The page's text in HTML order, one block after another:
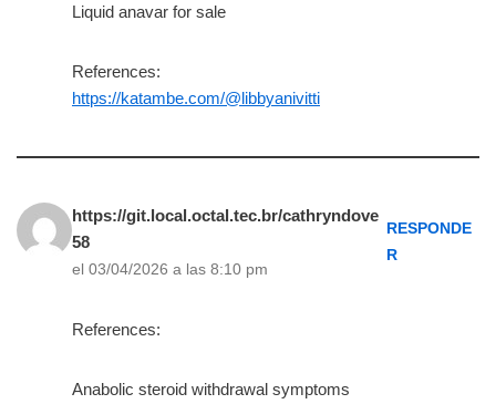
Liquid anavar for sale
References:
https://katambe.com/@libbyanivitti
https://git.local.octal.tec.br/cathryndove
58
el 03/04/2026 a las 8:10 pm
RESPONDE
R
References:
Anabolic steroid withdrawal symptoms